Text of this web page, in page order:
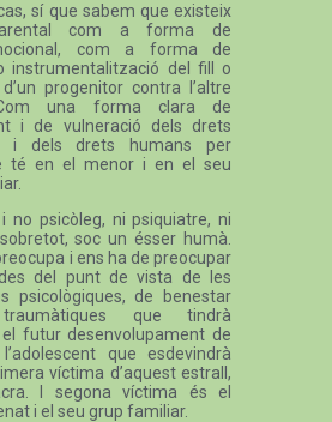
sí que sabem que existeix
com a forma de
com a forma de
instrumentalització del fill o
progenitor contra l’altre
una forma clara de
i de vulneració dels drets
i dels drets humans per
té en el menor i en el seu
no psicòleg, ni psiquiatre, ni
soc un ésser humà.
i ens ha de preocupar
del punt de vista de les
psicològiques, de benestar
traumàtiques que tindrà
el futur desenvolupament de
que esdevindrà
víctima d’aquest estrall,
I segona víctima és el
i el seu grup familiar.